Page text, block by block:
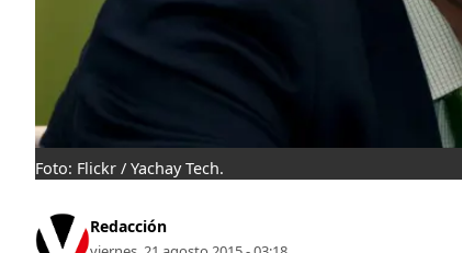
Foto: Flickr / Yachay Tech.
Redacción